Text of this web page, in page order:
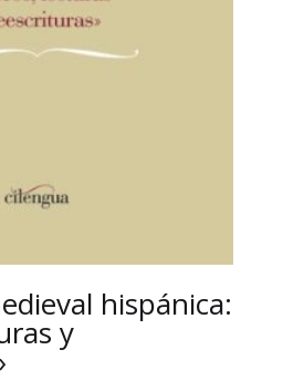
hispánica:
y